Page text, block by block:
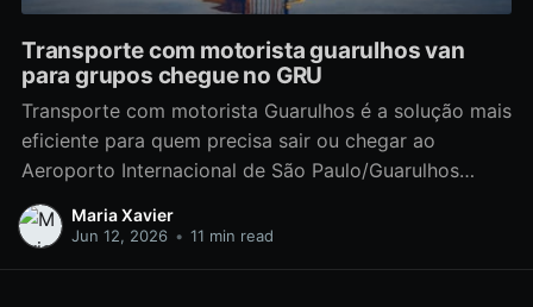
Transporte com motorista guarulhos van
para grupos chegue no GRU
Transporte com motorista Guarulhos é a solução mais
eficiente para quem precisa sair ou chegar ao
Aeroporto Internacional de São Paulo/Guarulhos
(GRU) com previsibilidade, conforto e segurança.
Operadores experientes conectam logística de última
Maria Xavier
Jun 12, 2026 • 11 min read